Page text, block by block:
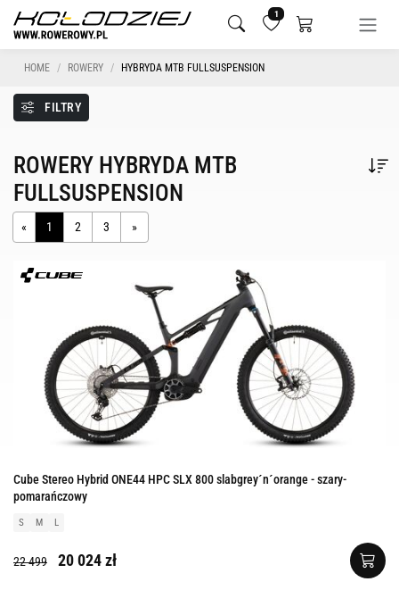
1
HOME ROWERY HYBRYDA MTB FULLSUSPENSION
FILTRY
ROWERY HYBRYDA MTB
FULLSUSPENSION
« 1 2 3 »
Cube Stereo Hybrid ONE44 HPC SLX 800 slabgrey´n´orange - szary-
pomarańczowy
S M L
22 499 20 024 zł